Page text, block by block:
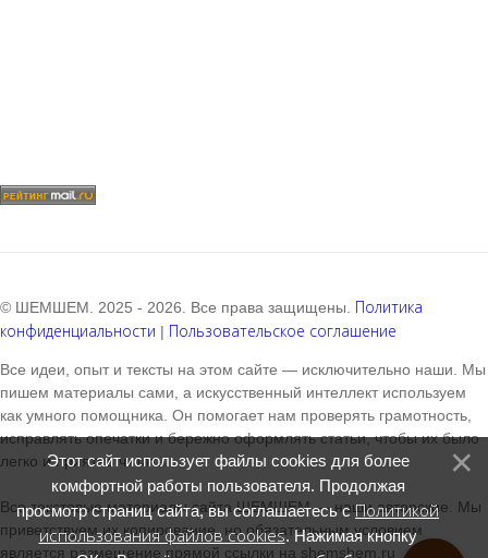
© ШЕМШЕМ. 2025 - 2026. Все права защищены. Политика
конфиденциальности | Пользовательское соглашение
Все идеи, опыт и тексты на этом сайте — исключительно наши. Мы
пишем материалы сами, а искусственный интеллект используем
как умного помощника. Он помогает нам проверять грамотность,
исправлять опечатки и бережно оформлять статьи, чтобы их было
легко и приятно читать.
Все текстовые материалы сайта ШЕМШЕМ — наши авторские. Мы
приветствуем их копирование, но обязательным условием
является размещение прямой ссылки на shemshem.ru
Этот сайт использует файлы cookies для более
комфортной работы пользователя. Продолжая
просмотр страниц сайта, вы соглашаетесь сПолитикой
использования файлов cookies. Нажимая кнопку